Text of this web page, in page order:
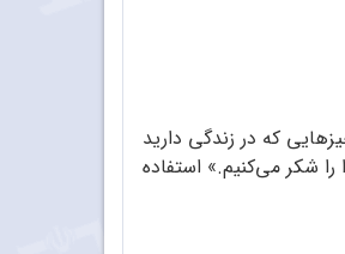
که در زندگی دارید
شکر می‌کنیم.» استفاده